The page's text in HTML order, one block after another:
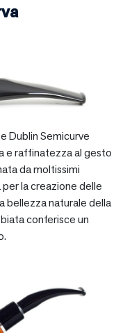
Dublin Semicurve
e raffinatezza al gesto
da moltissimi
la creazione delle
bellezza naturale della
conferisce un